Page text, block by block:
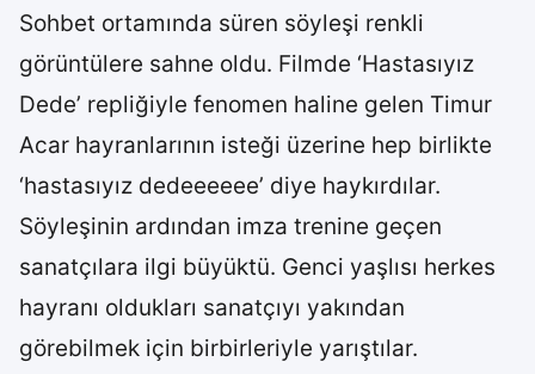
Sohbet ortamında süren söyleşi renkli
görüntülere sahne oldu. Filmde ‘Hastasıyız
Dede’ repliğiyle fenomen haline gelen Timur
Acar hayranlarının isteği üzerine hep birlikte
‘hastasıyız dedeeeeee’ diye haykırdılar.
Söyleşinin ardından imza trenine geçen
sanatçılara ilgi büyüktü. Genci yaşlısı herkes
hayranı oldukları sanatçıyı yakından
görebilmek için birbirleriyle yarıştılar.